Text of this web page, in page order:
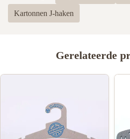
Kartonnen J-haken
Gerelateerde